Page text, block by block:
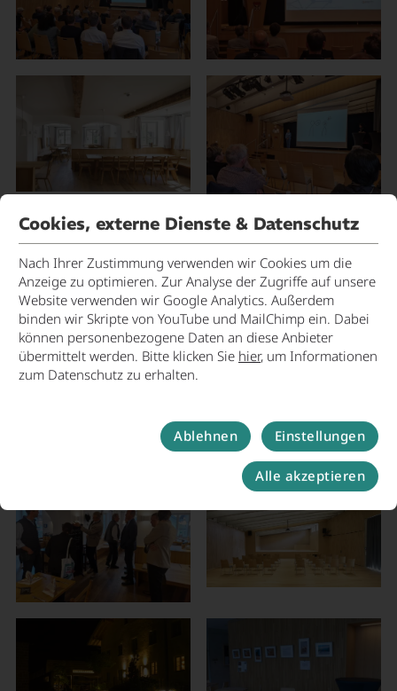
Cookies, externe Dienste & Datenschutz
Nach Ihrer Zustimmung verwenden wir Cookies um die
Anzeige zu optimieren. Zur Analyse der Zugriffe auf unsere
Website verwenden wir Google Analytics. Außerdem
binden wir Skripte von YouTube und MailChimp ein. Dabei
können personenbezogene Daten an diese Anbieter
übermittelt werden. Bitte klicken Sie hier, um Informationen
zum Datenschutz zu erhalten.
Ablehnen Einstellungen
Alle akzeptieren